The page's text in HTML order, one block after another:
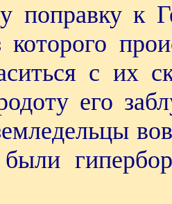
поправку к
которого
с их
его